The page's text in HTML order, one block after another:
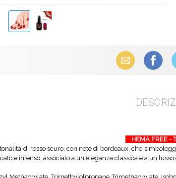
Email Facebook
HEMA FREE -
di rosso scuro, con note di bordeaux, che
e intenso, associato a un'eleganza classica e a un lusso